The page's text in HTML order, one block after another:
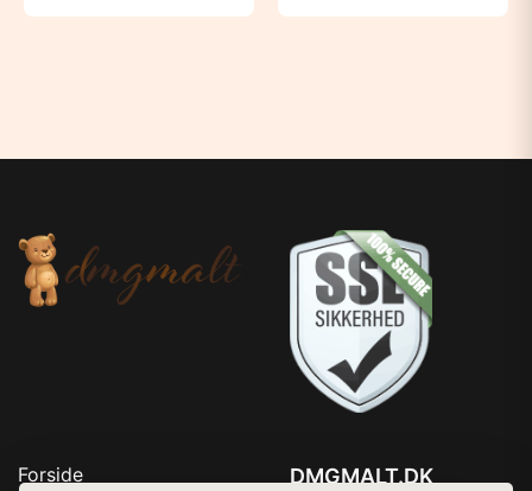
Forside DMGMALT.DK